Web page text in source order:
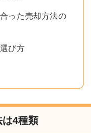
った売却方法の
び方
4種類